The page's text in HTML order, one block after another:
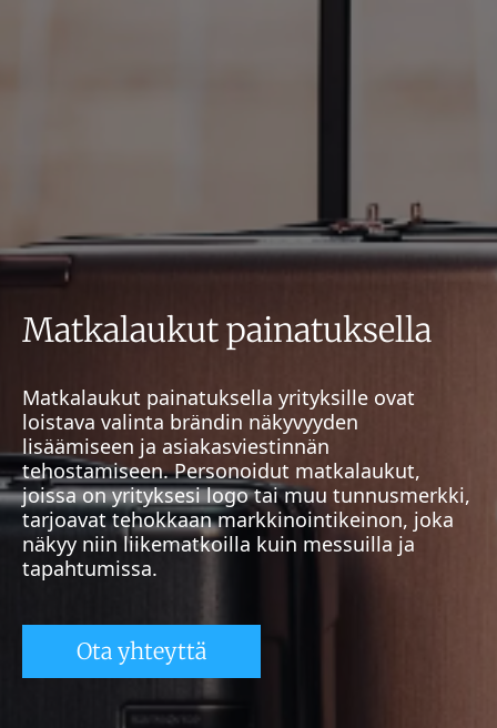
Matkalaukut painatuksella
Matkalaukut painatuksella yrityksille ovat
loistava valinta brändin näkyvyyden
lisäämiseen ja asiakasviestinnän
tehostamiseen. Personoidut matkalaukut,
joissa on yrityksesi logo tai muu tunnusmerkki,
tarjoavat tehokkaan markkinointikeinon, joka
näkyy niin liikematkoilla kuin messuilla ja
tapahtumissa.
Ota yhteyttä